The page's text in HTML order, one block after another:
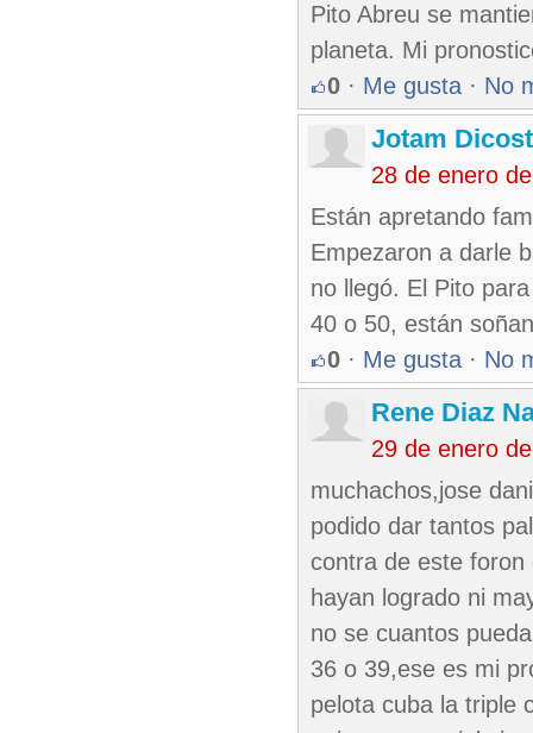
Pito Abreu se
planeta. Mi
0 · Me gusta · No
Jotam
28 de enero
Están apretando
Empezaron a darle
no llegó. El Pito
40 o 50, están
0 · Me gusta · No
Rene Diaz
29 de enero
muchachos,jose
podido dar tantos
contra de este
hayan logrado ni
no se cuantos
36 o 39,ese es mi
pelota cuba la triple